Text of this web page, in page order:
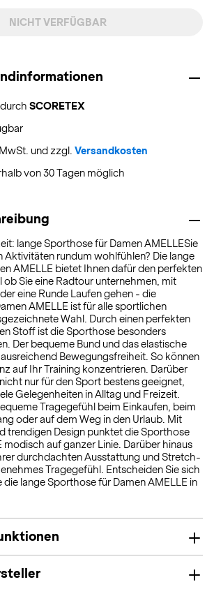
NICHT VERFÜGBAR
durch SCORETEX
und zzgl. Versandkosten
von 30 Tagen möglich
lange Sporthose für Damen AMELLESie
Aktivitäten rundum wohlfühlen? Die lange
AMELLE bietet Ihnen dafür den perfekten
Sie eine Radtour unternehmen, mit
eine Runde Laufen gehen - die
AMELLE ist für alle sportlichen
Wahl. Durch einen perfekten
Stoff ist die Sporthose besonders
Der bequeme Bund und das elastische
Bewegungsfreiheit. So können
auf Ihr Training konzentrieren. Darüber
nur für den Sport bestens geeignet,
Gelegenheiten in Alltag und Freizeit.
Tragegefühl beim Einkaufen, beim
oder auf dem Weg in den Urlaub. Mit
trendigen Design punktet die Sporthose
modisch auf ganzer Linie. Darüber hinaus
durchdachten Ausstattung und Stretch-
Tragegefühl. Entscheiden Sie sich
die lange Sporthose für Damen AMELLE in